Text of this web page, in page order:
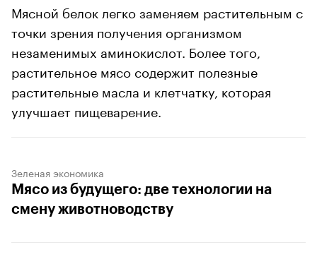
Мясной белок легко заменяем растительным с
точки зрения получения организмом
незаменимых аминокислот. Более того,
растительное мясо содержит полезные
растительные масла и клетчатку, которая
улучшает пищеварение.
Зеленая экономика
Мясо из будущего: две технологии на
смену животноводству